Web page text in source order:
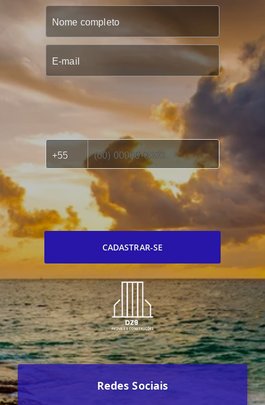
CADASTRAR-SE
Redes Sociais